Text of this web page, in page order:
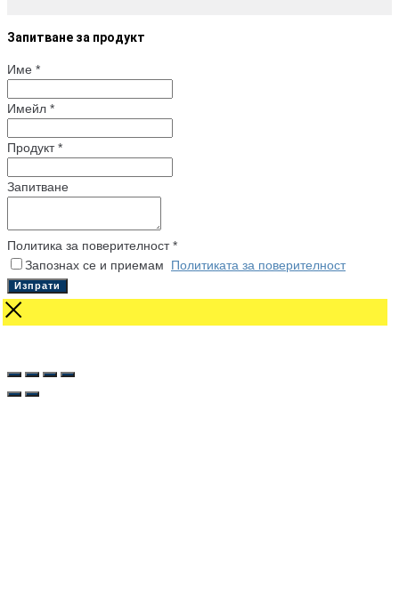
Запитване за продукт
Име *
Имейл *
Продукт*
Запитване
Политика за поверителност*
Запознах се и приемам Политиката за поверителност
Изпрати